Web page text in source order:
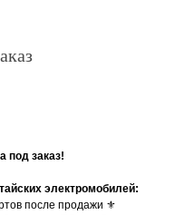
под заказ!
электромобилей:
после продажи ⚜️